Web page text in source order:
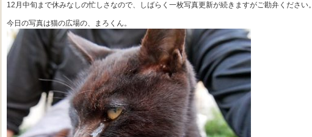
12月中旬まで休みなしの忙しさなので、しばらく一枚写真更新が続きますがご勘弁ください。
今日の写真は猫の広場の、まろくん。